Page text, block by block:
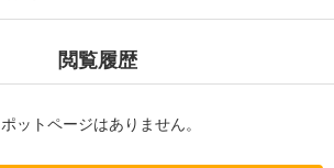
閲覧履歴
ットページはありません。